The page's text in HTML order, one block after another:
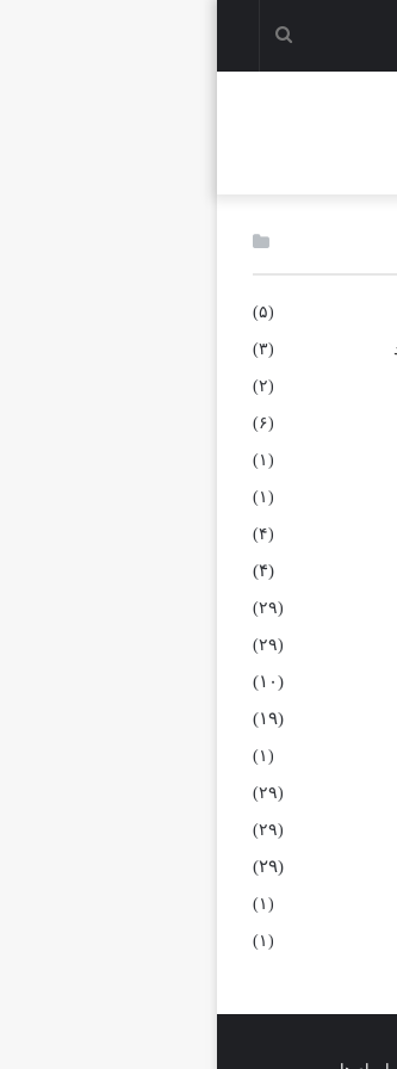
(۵)
(۳)
(۲)
(۶)
(۱)
(۱)
(۴)
(۴)
(۲۹)
(۲۹)
(۱۰)
(۱۹)
(۱)
(۲۹)
(۲۹)
(۲۹)
(۱)
(۱)